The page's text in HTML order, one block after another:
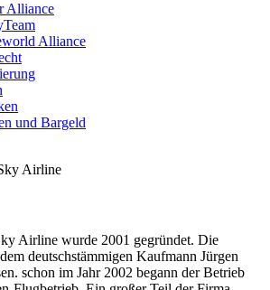
Alliance
Alliance
und Bargeld
Airline
Airline wurde 2001 gegründet. Die
deutschstämmigen Kaufmann Jürgen
schon im Jahr 2002 begann der Betrieb